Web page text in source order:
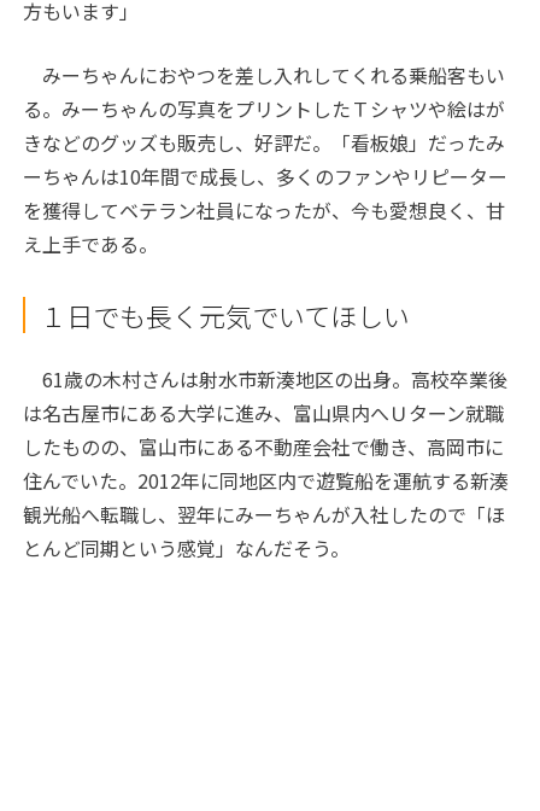
方もいます」
みーちゃんにおやつを差し入れしてくれる乗船客もい
る。みーちゃんの写真をプリントしたＴシャツや絵はが
きなどのグッズも販売し、好評だ。「看板娘」だったみ
ーちゃんは10年間で成長し、多くのファンやリピーター
を獲得してベテラン社員になったが、今も愛想良く、甘
え上手である。
１日でも長く元気でいてほしい
61歳の木村さんは射水市新湊地区の出身。高校卒業後
は名古屋市にある大学に進み、富山県内へＵターン就職
したものの、富山市にある不動産会社で働き、高岡市に
住んでいた。2012年に同地区内で遊覧船を運航する新湊
観光船へ転職し、翌年にみーちゃんが入社したので「ほ
とんど同期という感覚」なんだそう。